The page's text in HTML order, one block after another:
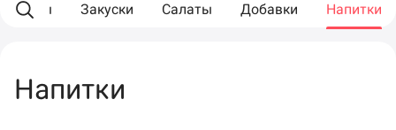
роллы Закуски Салаты Добавки Напитки
Напитки